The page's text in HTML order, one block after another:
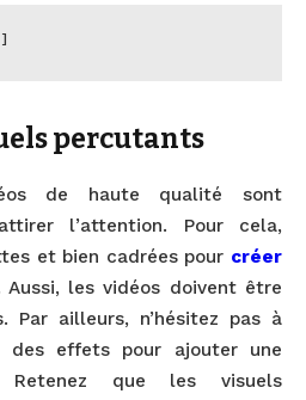
percutants
de haute qualité sont
l’attention. Pour cela,
et bien cadrées pour créer
Aussi, les vidéos doivent être
Par ailleurs, n’hésitez pas à
effets pour ajouter une
Retenez que les visuels